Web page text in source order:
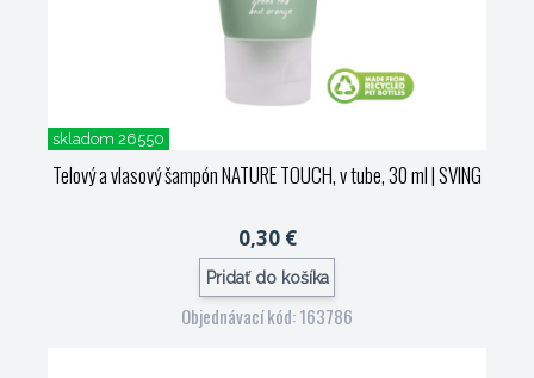
skladom 26550
Telový a vlasový šampón NATURE TOUCH, v tube, 30 ml| SVING
0,30 €
Pridať do košíka
Objednávací kód: 163786